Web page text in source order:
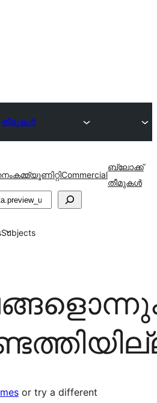
തീമുകൾ
കമ്മ്യൂണിറ്റിCommercial
ബ്ലോക്ക്
തീമുകൾ
Subjects
or try a different